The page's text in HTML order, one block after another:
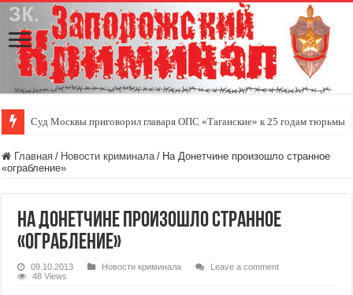
Суд Москвы приговорил главаря ОПС «Таганские» к 25 годам тюрьмы
Главная / Новости криминала / На Донетчине произошло странное
«ограбление»
На Донетчине произошло странное
«ограбление»
09.10.2013 Новости криминала
Leave a comment
48 Views